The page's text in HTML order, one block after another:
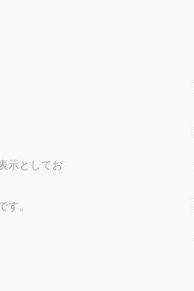
示としてお
す。